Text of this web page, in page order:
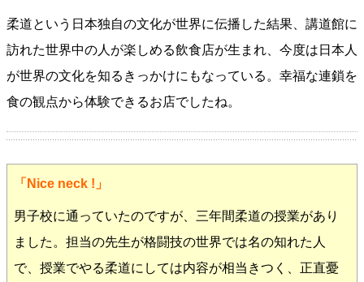
柔道という日本独自の文化が世界に伝播した結果、講道館に
訪れた世界中の人が楽しめる飲食店が生まれ、今度は日本人
が世界の文化を知るきっかけにもなっている。幸福な連鎖を
食の観点から体験できるお店でしたね。
「Nice neck !」
男子校に通っていたのですが、三年間柔道の授業があり
ました。担当の先生が格闘技の世界では名の知れた人
で、授業でやる柔道にしては内容が相当きつく、正直憂